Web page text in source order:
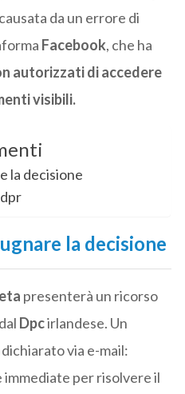
da un errore di
Facebook, che ha
autorizzati di accedere
visibili.
la decisione
la decisione
presenterà un ricorso
Dpcirlandese. Un
via e-mail:
immediate per risolvere il